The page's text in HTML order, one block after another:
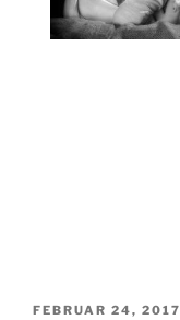
VERÖFFENTLICHT
FEBRUAR 24, 2017